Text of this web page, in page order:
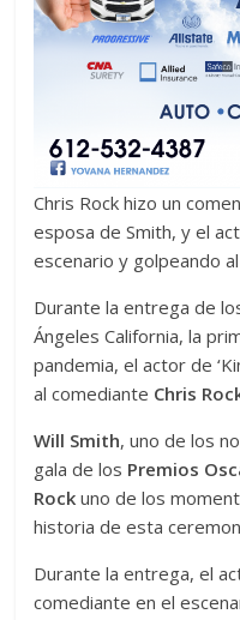
Chris Rock hizo un
esposa de Smith, y el
escenario y golpeando
Durante la entrega de
Ángeles California, la
pandemia, el actor de
al comediante Chris
Will Smith, uno de los
gala de los Premios
Rock uno de los
historia de esta
Durante la entrega, el
comediante en el